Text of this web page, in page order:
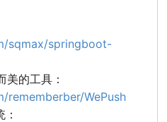
sqmax/springboot-
美的工具：
WePush